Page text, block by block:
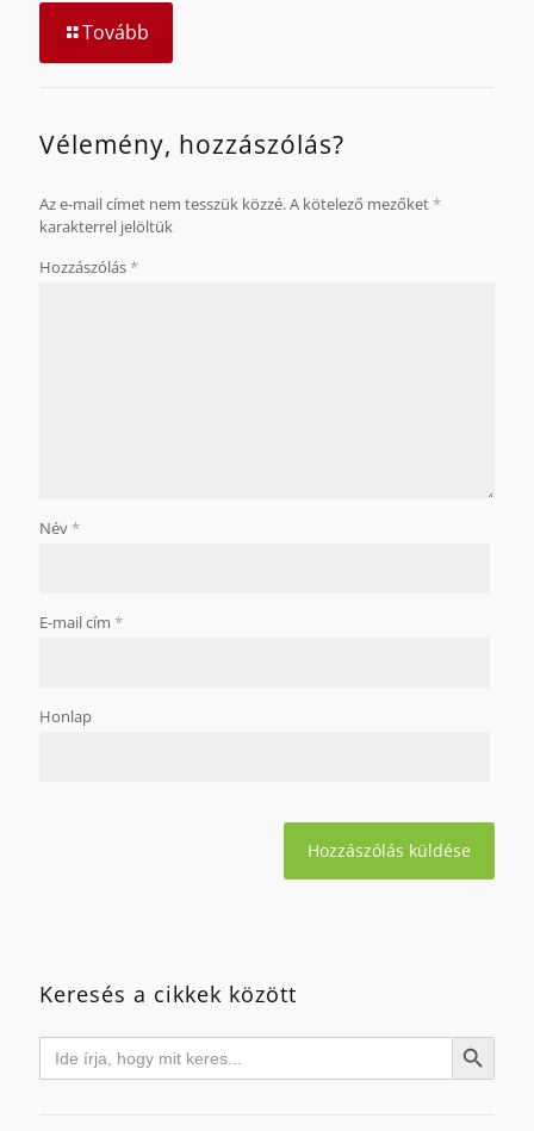
Tovább
Vélemény, hozzászólás?
Az e-mail címet nem tesszük közzé.A kötelező mezőket*
karakterrel jelöltük
Hozzászólás*
Név*
E-mail cím *
Honlap
Keresés a cikkek között
Search
for: Search Button